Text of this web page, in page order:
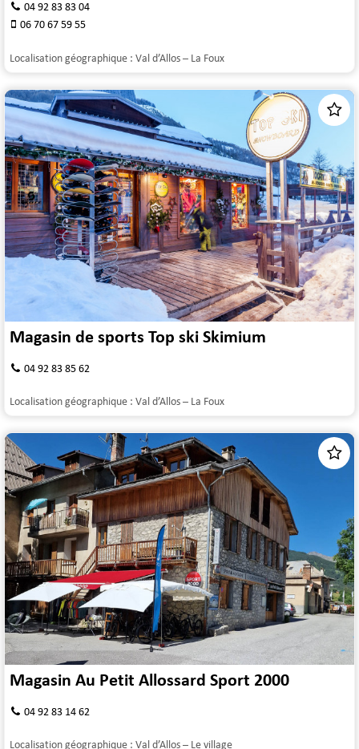
04 92 83 83 04
06 70 67 59 55
Localisation géographique : Val d’Allos – La Foux
Magasin de sports Top ski Skimium
04 92 83 85 62
Localisation géographique : Val d’Allos – La Foux
Magasin Au Petit Allossard Sport 2000
04 92 83 14 62
Localisation géographique : Val d’Allos – Le village